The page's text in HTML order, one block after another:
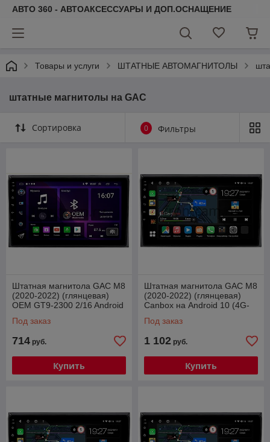
АВТО 360 - АВТОАКСЕССУАРЫ И ДОП.ОСНАЩЕНИЕ
Товары и услуги ШТАТНЫЕ АВТОМАГНИТОЛЫ
штатные магнитолы на GAC
Сортировка 0 Фильтры
Штатная магнитола GAC M8
(2020-2022) (глянцевая)
OEM GT9-2300 2/16 Android
Под заказ
714 руб.
Купить
Штатная магнитола GAC M8
(2020-2022) (глянцевая)
Canbox на Android 10 (4G-
Под заказ
1 102 руб.
Купить